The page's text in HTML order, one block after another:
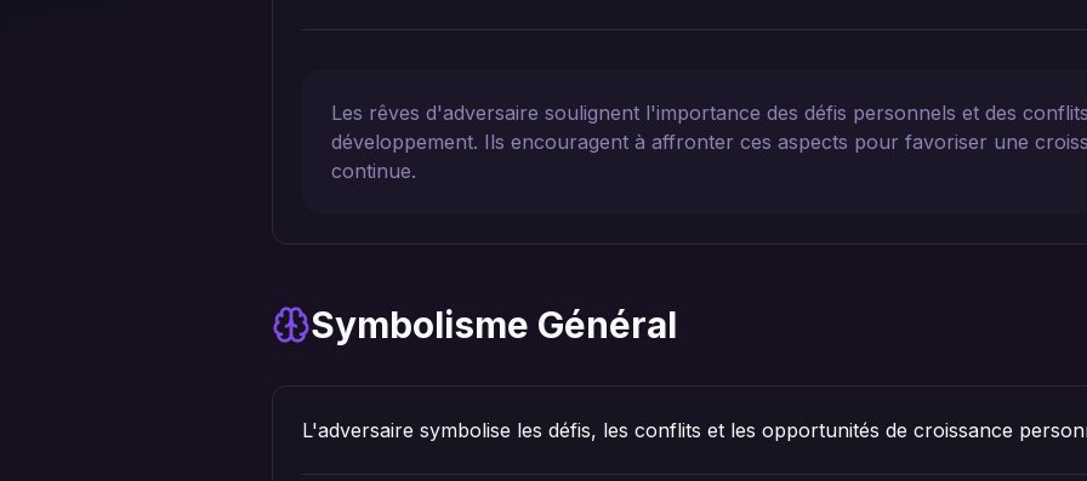
Les rêves d'adversaire soulignent l'importance des défis personnels et des
développement. Ils encouragent à affronter ces aspects pour favoriser une
continue.
Symbolisme Général
L'adversaire symbolise les défis, les conflits et les opportunités de croissance